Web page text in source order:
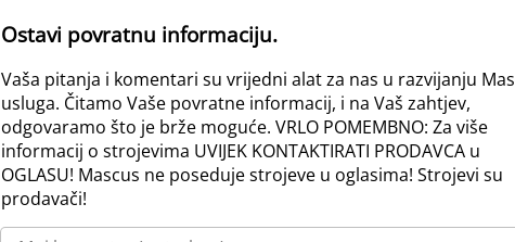
Ostavi povratnu informaciju.
Vaša pitanja i komentari su vrijedni alat za nas u razvijanju
usluga. Čitamo Vaše povratne informacij, i na Vaš zahtjev,
odgovaramo što je brže moguće. VRLO POMEMBNO: Za više
informacij o strojevima UVIJEK KONTAKTIRATI PRODAVCA u
OGLASU! Mascus ne poseduje strojeve u oglasima! Strojevi su
prodavači!